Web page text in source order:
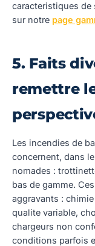
caracteristiques de
sur notre page
5. Faits
remettre
Les incendies de
concernent, dans
nomades :
bas de gamme.
aggravants :
qualite variable,
chargeurs non
conditions parfois